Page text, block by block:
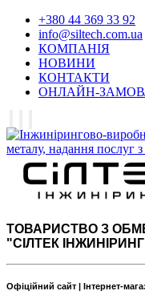
+380 44 369 33 92
info@siltech.com.ua
КОМПАНІЯ
НОВИНИ
КОНТАКТИ
ОНЛАЙН-
ТОВАРИСТВО З
"СІЛТЕК
Офіційний сайт | Інтернет-